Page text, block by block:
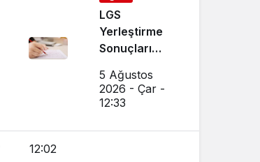
LGS
Yerleştirme
Sonuçları
Sonuçlar
Nereden
Nakil
5 Ağustos
2026 - Çar -
12:33
12:02